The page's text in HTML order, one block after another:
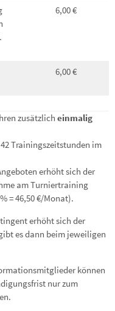
6,00 €
6,00 €
zusätzlich einmalig
Trainingszeitstunden im
erhöht sich der
am Turniertraining
= 46,50 €/Monat).
erhöht sich der
es dann beim jeweiligen
können
nur zum